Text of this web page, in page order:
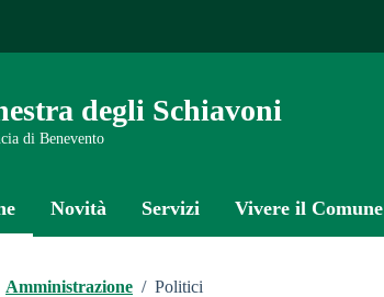
degli Schiavoni
di Benevento
Novità Servizi Vivere il Comune
Amministrazione / Politici